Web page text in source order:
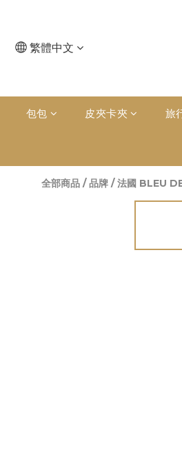
繁體中文
包包 皮夾卡夾 旅
全部商品 /品牌 /法國 BLEU